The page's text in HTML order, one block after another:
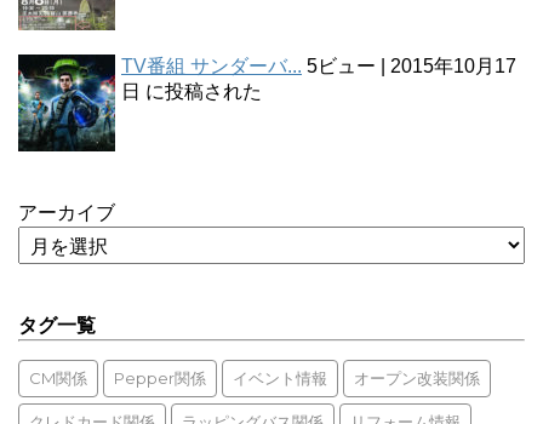
TV番組 サンダーバ... 5ビュー
2015年10月17
日 に投稿された
アーカイブ
タグ一覧
CM関係 Pepper関係 イベント情報 オープン改装関係